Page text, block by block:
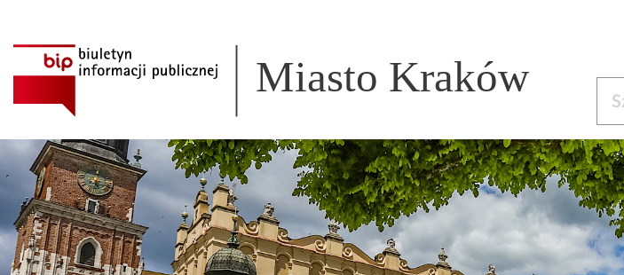
Miasto Kraków